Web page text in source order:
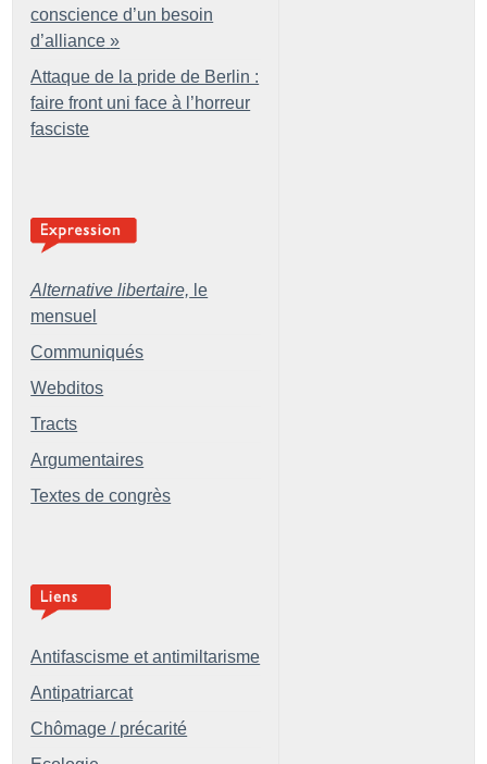
conscience d’un besoin
d’alliance »
Attaque de la pride de Berlin :
faire front uni face à l’horreur
fasciste
Alternative libertaire, le
mensuel
Communiqués
Webditos
Tracts
Argumentaires
Textes de congrès
Antifascisme et antimiltarisme
Antipatriarcat
Chômage / précarité